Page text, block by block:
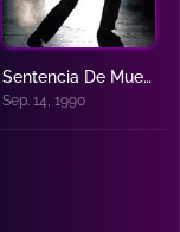
5.7Sentencia De Muerte – Libertad Para Morir
Sep. 14, 1990